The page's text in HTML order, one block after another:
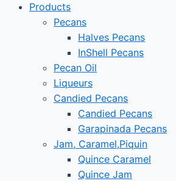
Products
Pecans
Halves Pecans
InShell Pecans
Pecan Oil
Liqueurs
Candied Pecans
Candied Pecans
Garapinada Pecans
Jam, Caramel,Piquin
Quince Caramel
Quince Jam